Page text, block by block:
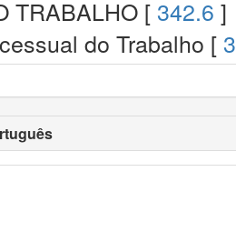
TRABALHO [ 342.6 ]
do Trabalho [